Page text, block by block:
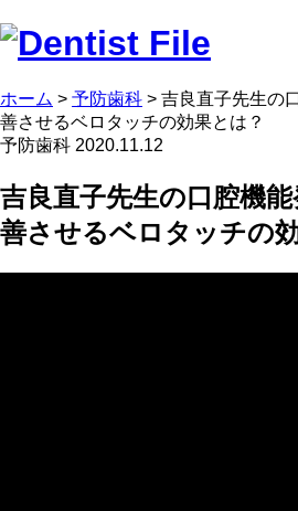
ホーム > 予防歯科 > 吉良直子先生の
善させるベロタッチの効果とは？
予防歯科 2020.11.12
吉良直子先生の口腔機
善させるベロタッチの